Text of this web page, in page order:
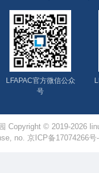
LFAPAC官方微信公众
号
Copyright © 2019-2026
no. 京ICP备17074266号